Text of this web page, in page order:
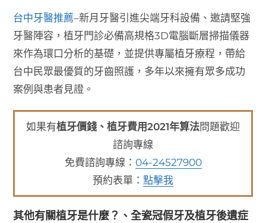
台中牙醫推薦–新月牙醫引進尖端牙科設備、邀請堅強
牙醫陣容，植牙門診必備高規格3D電腦斷層掃描儀器
來作為環口分析的基礎，並提供專屬植牙療程，帶給
台中民眾最優質的牙齒照護，多年以來擁有眾多成功
案例與患者見證。
如果有植牙價錢、植牙費用2021年算法問題歡迎
諮詢專線
免費諮詢專線： 04-24527900
預約表單： 點擊我
其他有關植牙是什麼？、全瓷冠假牙及植牙後遺症